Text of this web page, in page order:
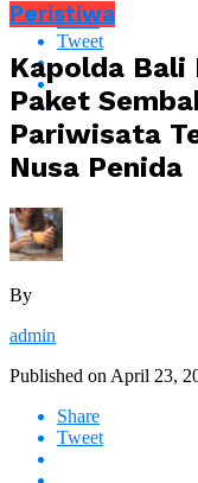
Share
Tweet
Peristiwa
Kapolda
Paket
Pariwisata
Nusa Penida
By
admin
Published on April 23,
Share
Tweet